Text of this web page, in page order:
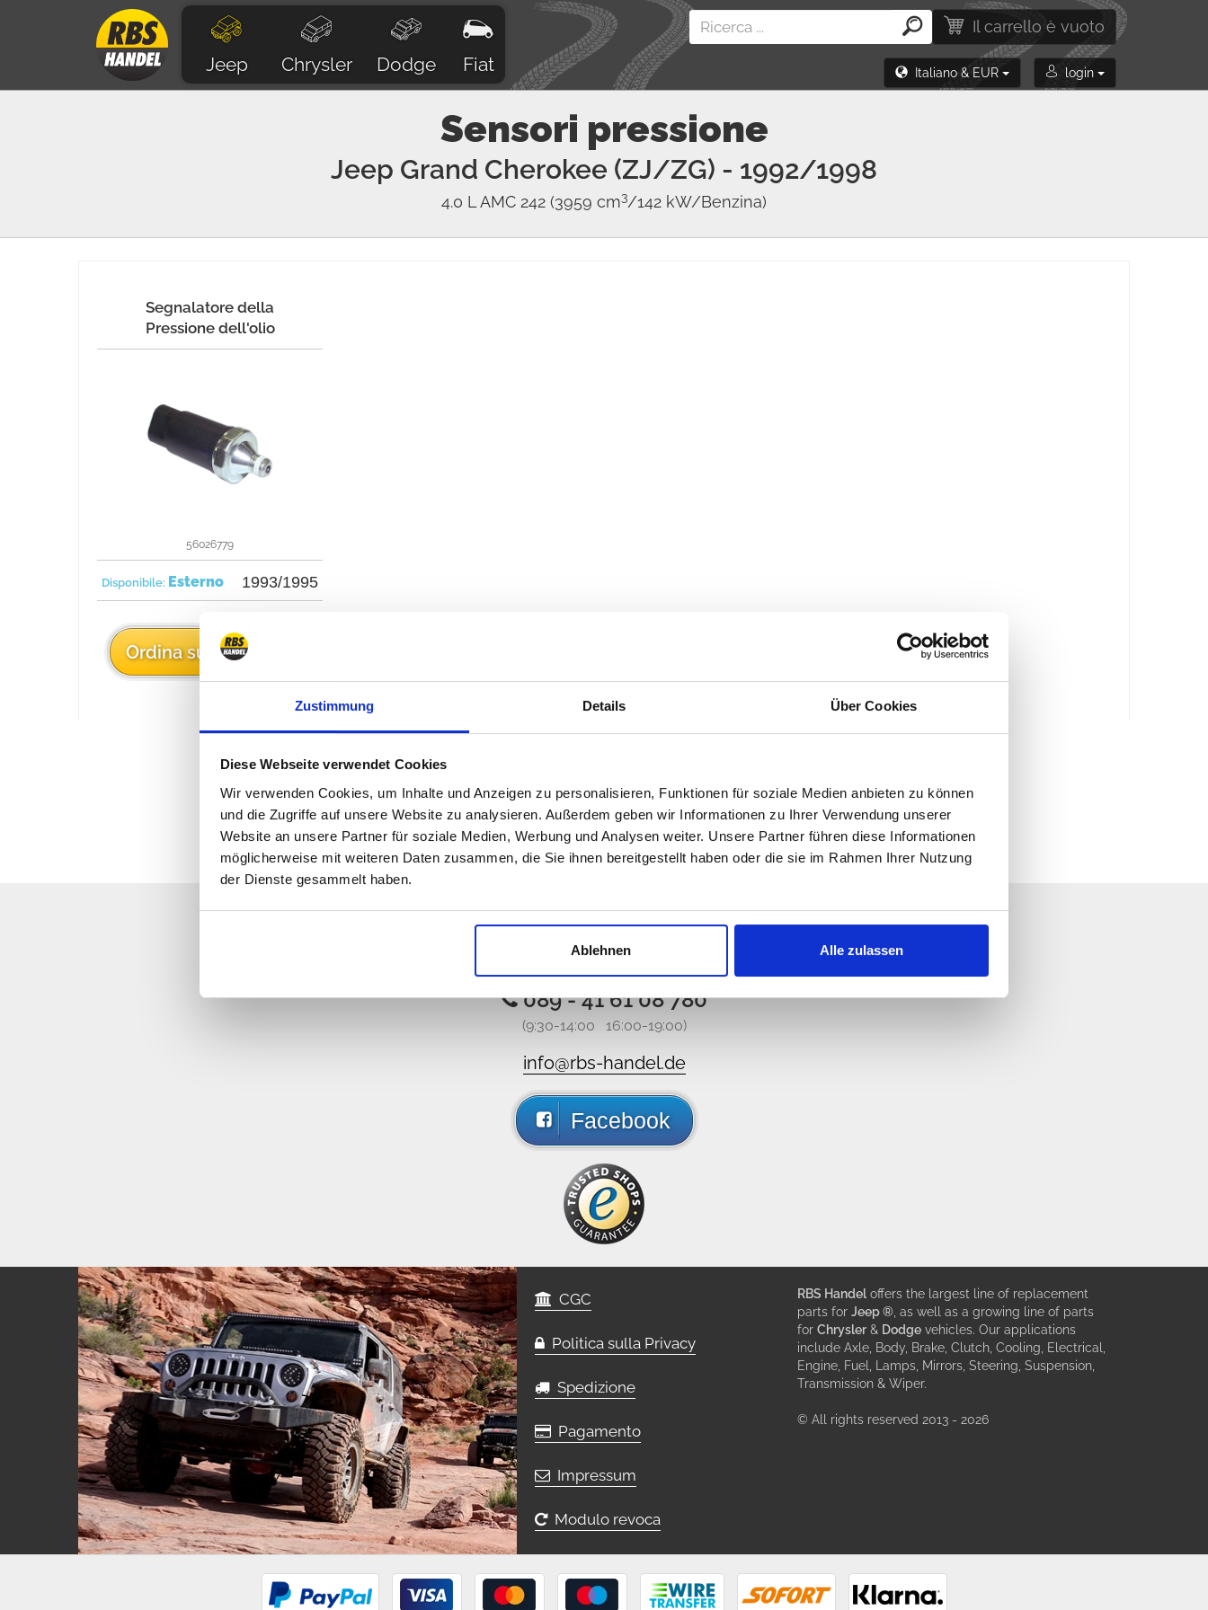
Zustimmung Details Über Cookies
Diese Webseite verwendet Cookies
Wir verwenden Cookies, um Inhalte und Anzeigen zu personalisieren, Funktionen für soziale Medien anbieten zu können
und die Zugriffe auf unsere Website zu analysieren. Außerdem geben wir Informationen zu Ihrer Verwendung unserer
Website an unsere Partner für soziale Medien, Werbung und Analysen weiter. Unsere Partner führen diese Informationen
möglicherweise mit weiteren Daten zusammen, die Sie ihnen bereitgestellt haben oder die sie im Rahmen Ihrer Nutzung
der Dienste gesammelt haben.
Ablehnen Alle zulassen
Jeep Chrysler Dodge Fiat
Il carrello è vuoto
Italiano & EUR login
Sensori pressione
Jeep Grand Cherokee (ZJ/ZG) - 1992/1998
4.0 L AMC 242 (3959 cm3/142 kW/Benzina)
Segnalatore della
Pressione dell'olio
56026779
Disponibile: Esterno 1993/1995
Ordina subito
Tutti i prezzi sono inclusivi dell'IVA
Ci scusiamo ma non siamo online, scriveteci!
Chiamateci, contattateci via email o via social media e sarete ricontattati il prima possibile
089 - 41 61 08 780
(9:30-14:00 16:00-19:00)
info@rbs-handel.de
Facebook
CGC
Politica sulla Privacy
Spedizione
Pagamento
Impressum
Modulo revoca
RBS Handel offers the largest line of replacement
parts for Jeep ®, as well as a growing line of parts
for Chrysler & Dodge vehicles. Our applications
include Axle, Body, Brake, Clutch, Cooling, Electrical,
Engine, Fuel, Lamps, Mirrors, Steering, Suspension,
Transmission & Wiper.
© All rights reserved 2013 - 2026